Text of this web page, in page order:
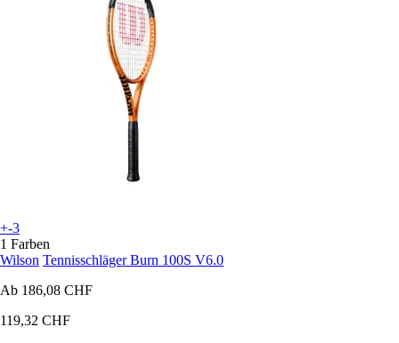
+-3
1 Farben
Wilson Tennisschläger Burn 100S V6.0
Ab 186,08 CHF
119,32 CHF